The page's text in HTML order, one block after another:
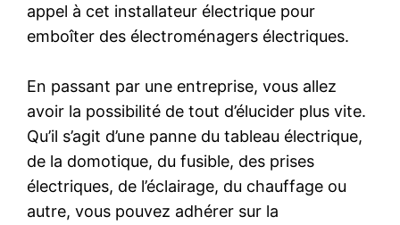
appel à cet installateur électrique pour
emboîter des électroménagers électriques.
En passant par une entreprise, vous allez
avoir la possibilité de tout d’élucider plus vite.
Qu’il s’agit d’une panne du tableau électrique,
de la domotique, du fusible, des prises
électriques, de l’éclairage, du chauffage ou
autre, vous pouvez adhérer sur la